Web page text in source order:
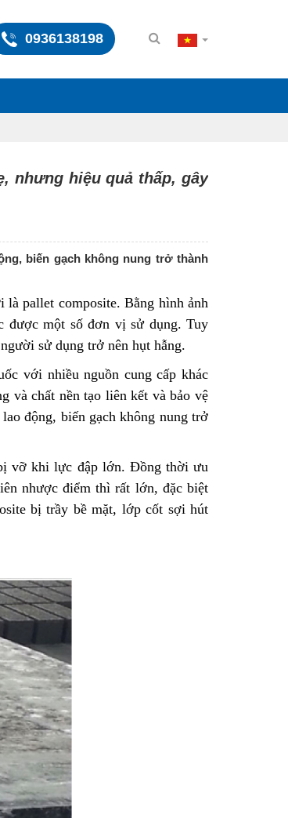
0936138198
nhưng hiệu quả thấp, gây
biến gạch không nung trở thành
pallet composite. Bằng hình ảnh
được một số đơn vị sử dụng. Tuy
sử dụng trở nên hụt hẫng.
với nhiều nguồn cung cấp khác
và chất nền tạo liên kết và bảo vệ
động, biến gạch không nung trở
vỡ khi lực đập lớn. Đồng thời ưu
nhược điểm thì rất lớn, đặc biệt
bị trầy bề mặt, lớp cốt sợi hút